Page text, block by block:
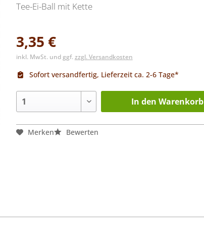
Tee-Ei-Ball mit Kette
3,35 €
inkl. MwSt. und ggf. zzgl. Versandkosten
Sofort versandfertig, Lieferzeit ca. 2-6 Tage*
In den Warenkorb
Merken Bewerten